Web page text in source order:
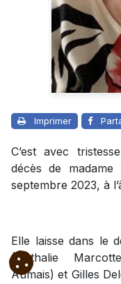
Imprimer
C’est avec
décès de
septembre 2023, à
Elle laisse dans le
(Nathalie
Aumais) et Gilles